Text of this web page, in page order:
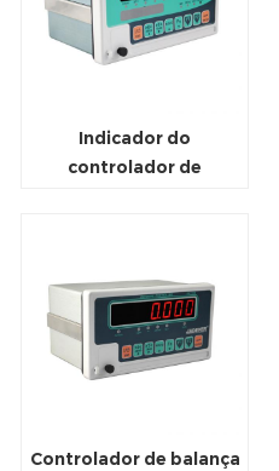
Indicador do
controlador de
Controlador de balança